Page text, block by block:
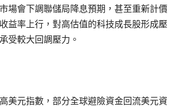
場會下調聯儲局降息預期，甚至重新計價
益率上行，對高估值的科技成長股形成壓
受較大回調壓力。
美元指數，部分全球避險資金回流美元資